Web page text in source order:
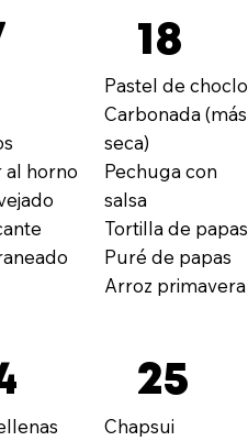
al horno
18
Pastel de choclo
Carbonada (más
seca)
Pechuga con
salsa
Tortilla de papas
Puré de papas
Arroz primavera
25
Chapsui